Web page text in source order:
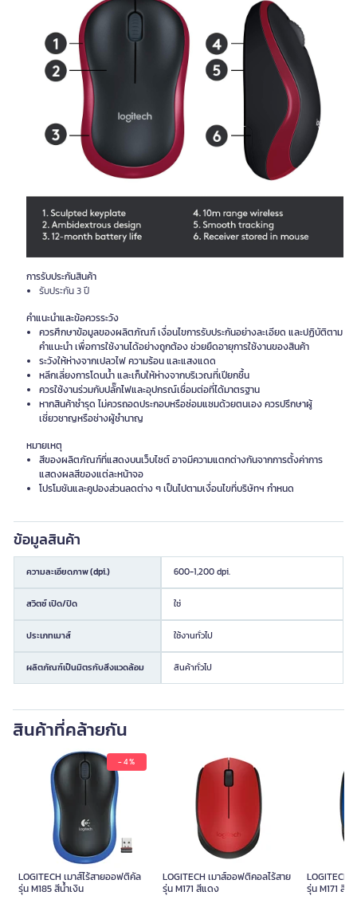
การรับประกันสินค้า
รับประกัน 3 ปี
คำแนะนำและข้อควรระวัง
ควรศึกษาข้อมูลของผลิตภัณฑ์ เงื่อนไขการรับประกันอย่างละเอียด และปฏิบัติตาม
คำแนะนำ เพื่อการใช้งานได้อย่างถูกต้อง ช่วยยืดอายุการใช้งานของสินค้า
ระวังให้ห่างจากเปลวไฟ ความร้อน และแสงแดด
หลีกเลี่ยงการโดนน้ำ และเก็บให้ห่างจากบริเวณที่เปียกชื้น
ควรใช้งานร่วมกับปลั๊กไฟและอุปกรณ์เชื่อมต่อที่ได้มาตรฐาน
หากสินค้าชำรุด ไม่ควรถอดประกอบหรือซ่อมแซมด้วยตนเอง ควรปรึกษาผู้
เชี่ยวชาญหรือช่างผู้ชำนาญ
หมายเหตุ
สีของผลิตภัณฑ์ที่แสดงบนเว็บไซต์ อาจมีความแตกต่างกันจากการตั้งค่าการ
แสดงผลสีของแต่ละหน้าจอ
โปรโมชันและคูปองส่วนลดต่าง ๆ เป็นไปตามเงื่อนไขที่บริษัทฯ กำหนด
ข้อมูลสินค้า
ความละเอียดภาพ (dpi.) 600-1,200 dpi.
สวิตซ์ เปิด/ปิด ใช่
ประเภทเมาส์ ใช้งานทั่วไป
ผลิตภัณฑ์เป็นมิตรกับสิ่งแวดล้อม สินค้าทั่วไป
สินค้าที่คล้ายกัน
- 4 %
LOGITECH เมาส์ไร้สายออฟติคัล
รุ่น M185 สีน้ำเงิน
LOGITECH เมาส์ออฟติคอลไร้สาย
รุ่น M171 สีแดง
LOGITECH
รุ่น M171 สีน้